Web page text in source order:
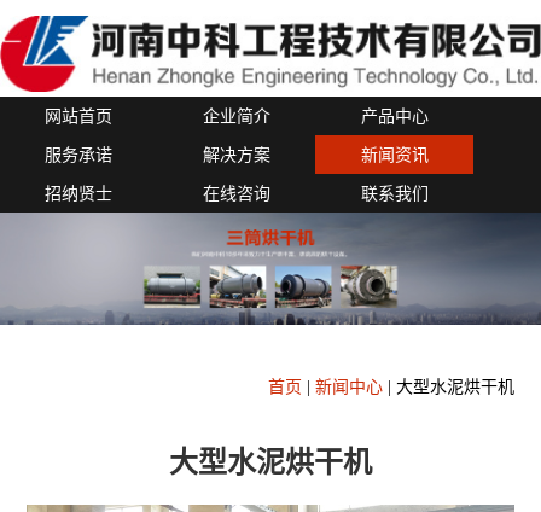
网站首页 企业简介 产品中心
服务承诺 解决方案 新闻资讯
招纳贤士 在线咨询 联系我们
首页 新闻中心| 大型水泥烘干机
大型水泥烘干机